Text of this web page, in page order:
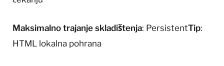
Maksimalno trajanje skladištenja: PersistentTip:
HTML lokalna pohrana